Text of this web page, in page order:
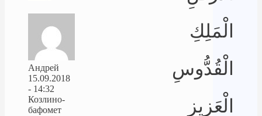
الْمَلِكِ
الْقُدُّوسِ
الْعَزِيزِ
Андрей
15.09.2018
- 14:32
Козлино-
бафомет